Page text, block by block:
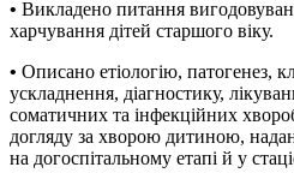
• Викладено питання
харчування дітей старшого віку.
• Описано етіологію, патогенез,
ускладнення, діагностику,
соматичних та інфекційних
догляду за хворою дитиною,
на догоспітальному етапі й у